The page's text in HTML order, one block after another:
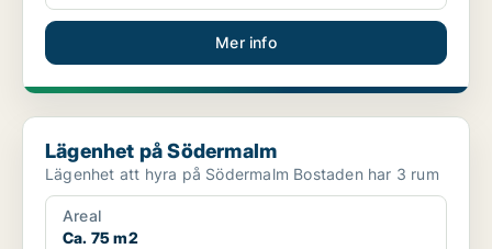
Mer info
Lägenhet på Södermalm
Lägenhet på Södermalm
Lägenhet att hyra på Södermalm Bostaden har 3 rum
Areal
Ca. 75 m2